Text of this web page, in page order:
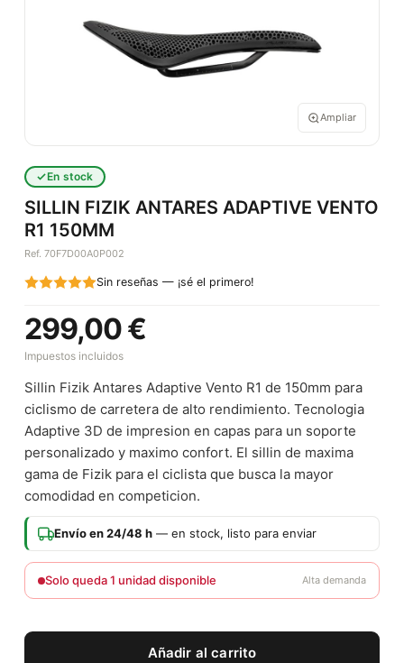
Ampliar
En stock
SILLIN FIZIK ANTARES ADAPTIVE VENTO
R1 150MM
Ref. 70F7D00A0P002
Sin reseñas — ¡sé el primero!
299,00 €
Impuestos incluidos
Sillin Fizik Antares Adaptive Vento R1 de 150mm para
ciclismo de carretera de alto rendimiento. Tecnologia
Adaptive 3D de impresion en capas para un soporte
personalizado y maximo confort. El sillin de maxima
gama de Fizik para el ciclista que busca la mayor
comodidad en competicion.
Envío en 24/48 h — en stock, listo para enviar
Solo queda 1 unidad disponible Alta demanda
Añadir al carrito